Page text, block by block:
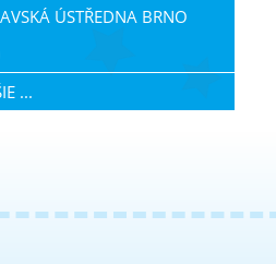
ÚSTŘEDNA BRNO
...